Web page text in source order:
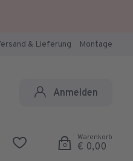
& Lieferung Montage
Anmelden
0
Warenkorb
€ 0,00